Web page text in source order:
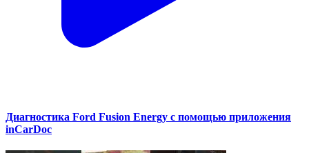
Диагностика Ford Fusion Energy с помощью приложения
inCarDoc